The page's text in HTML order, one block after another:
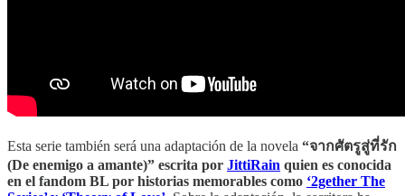
Esta serie también será una adaptación de la novela “จากศัตรูสู่ที่รัก
(De enemigo a amante)” escrita por JittiRain quien es conocida
en el fandom BL por historias memorables como ‘2gether The